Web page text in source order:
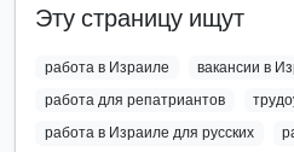
Эту страницу ищут
работа в Израиле
вакансии в
работа для репатриантов
работа в Израиле для русских